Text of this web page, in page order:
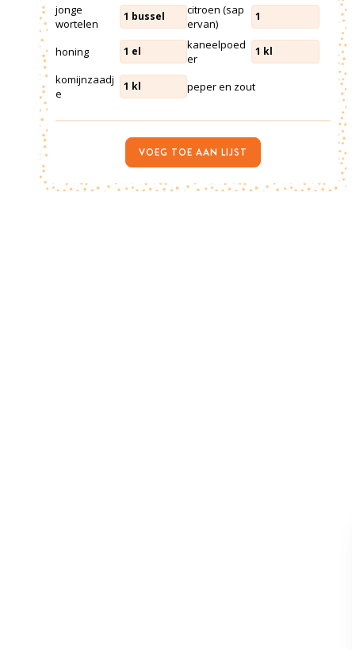
jonge
wortelen
1 bussel
citroen (sap
ervan)
1
honing 1 el
kaneelpoed
er
1 kl
komijnzaadj
e
1 kl peper en zout
VOEG TOE AAN LIJST